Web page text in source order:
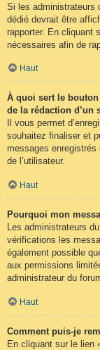
Si les administrateurs
dédié devrait être
rapporter. En cliquant
nécessaires afin de
Haut
À quoi sert le
de la rédaction d’un
Il vous permet
souhaitez finaliser et
messages enregistrés
de l’utilisateur.
Haut
Pourquoi mon
Les administrateurs
vérifications les
également possible
aux permissions
administrateur du
Haut
Comment puis-je
En cliquant sur le lien